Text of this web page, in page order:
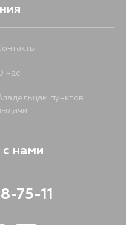
нас
пунктов
с нами
75-11